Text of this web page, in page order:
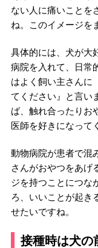
ない人に痛いことを
ね。このイメージを
具体的には、犬が大
病院を入れて、日常
はよく飼い主さんに
てください』と言い
ば、触れ合ったりお
医師を好きになって
動物病院が患者で混
さんがおやつをあげ
ジを持つことにつな
ろ、いいことが起き
せたいですね。
接種時は犬の